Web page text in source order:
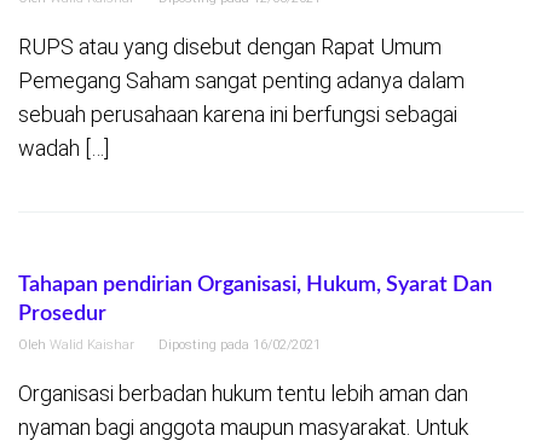
RUPS atau yang disebut dengan Rapat Umum
Pemegang Saham sangat penting adanya dalam
sebuah perusahaan karena ini berfungsi sebagai
wadah […]
Tahapan pendirian Organisasi, Hukum, Syarat Dan
Prosedur
Oleh Walid Kaishar Diposting pada 16/02/2021
Organisasi berbadan hukum tentu lebih aman dan
nyaman bagi anggota maupun masyarakat. Untuk